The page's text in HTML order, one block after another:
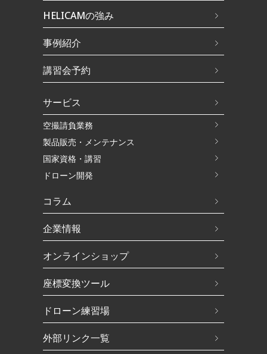
HELICAMの強み
事例紹介
講習会予約
サービス
空撮請負業務
製品販売・メンテナンス
国家資格・講習
ドローン開発
コラム
企業情報
オンラインショップ
座標変換ツール
ドローン練習場
外部リンク一覧